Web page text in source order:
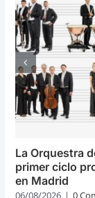
La Orquestra
primer ciclo
en Madrid
06/08/2026 | 0